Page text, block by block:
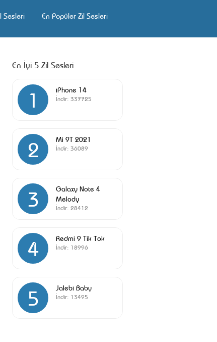
Sesleri En Popüler Zil Sesleri
En İyi 5 Zil Sesleri
1 iPhone 14
İndir: 337725
2 Mi 9T 2021
İndir: 36089
3
Galaxy Note 4
Melody
İndir: 28412
4 Redmi 9 Tik Tok
İndir: 18996
5 Jalebi Baby
İndir: 13495